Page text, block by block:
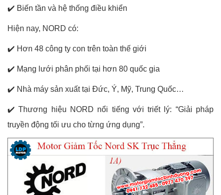
✔️ Biến tần và hệ thống điều khiển
Hiện nay, NORD có:
✔️ Hơn 48 công ty con trên toàn thế giới
✔️ Mạng lưới phân phối tại hơn 80 quốc gia
✔️ Nhà máy sản xuất tại Đức, Ý, Mỹ, Trung Quốc…
✔️Thương hiệu NORD nổi tiếng với triết lý: “Giải pháp
truyền động tối ưu cho từng ứng dụng”.